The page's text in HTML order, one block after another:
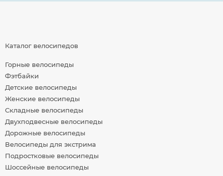
Каталог велосипедов
Горные велосипеды
Фэтбайки
Детские велосипеды
Женские велосипеды
Складные велосипеды
Двухподвесные велосипеды
Дорожные велосипеды
Велосипеды для экстрима
Подростковые велосипеды
Шоссейные велосипеды